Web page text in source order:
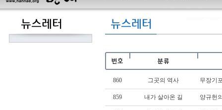
860 그곳의 역사 무장기
859 내가 살아온 길 양규헌